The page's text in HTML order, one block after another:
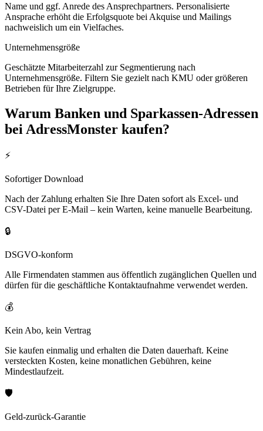
Name und ggf. Anrede des Ansprechpartners. Personalisierte
Ansprache erhöht die Erfolgsquote bei Akquise und Mailings
nachweislich um ein Vielfaches.
Unternehmensgröße
Geschätzte Mitarbeiterzahl zur Segmentierung nach
Unternehmensgröße. Filtern Sie gezielt nach KMU oder größeren
Betrieben für Ihre Zielgruppe.
Warum Banken und Sparkassen-Adressen
bei AdressMonster kaufen?
⚡
Sofortiger Download
Nach der Zahlung erhalten Sie Ihre Daten sofort als Excel- und
CSV-Datei per E-Mail – kein Warten, keine manuelle Bearbeitung.
🔒
DSGVO-konform
Alle Firmendaten stammen aus öffentlich zugänglichen Quellen und
dürfen für die geschäftliche Kontaktaufnahme verwendet werden.
💰
Kein Abo, kein Vertrag
Sie kaufen einmalig und erhalten die Daten dauerhaft. Keine
versteckten Kosten, keine monatlichen Gebühren, keine
Mindestlaufzeit.
🛡️
Geld-zurück-Garantie